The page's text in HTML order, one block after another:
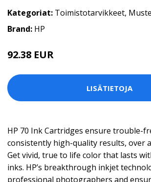
Kategoriat: Toimistotarvikkeet,
Brand: HP
92.38 EUR
LISÄTIETOJA
HP 70 Ink Cartridges ensure trouble-
consistently high-quality results, over
Get vivid, true to life color that lasts
inks. HP’s breakthrough inkjet
professional photographers and